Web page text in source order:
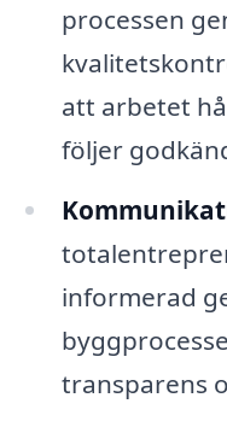
processen
att arbetet
följer
informerad
transparens